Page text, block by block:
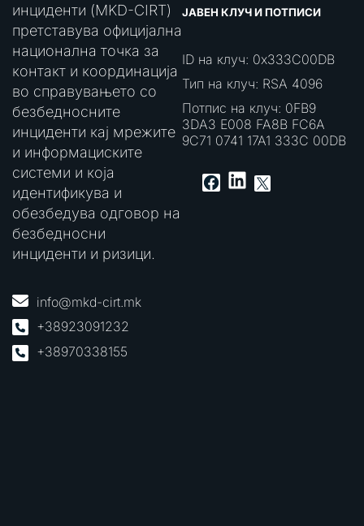
инциденти (MKD-CIRT)
претставува официјална
национална точка за
контакт и координација
во справувањето со
безбедносните
инциденти кај мрежите
и информациските
системи и која
идентификува и
обезбедува одговор на
безбедносни
инциденти и ризици.
info@mkd-cirt.mk
+38923091232
+38970338155
ЈАВЕН КЛУЧ И ПОТПИСИ
ID на клуч: 0x333C00DB
Тип на клуч: RSA 4096
Потпис на клуч: 0FB9
3DA3 E008 FA8B FC6A
9C71 0741 17A1 333C 00DB
Facebook
LinkedIn
X